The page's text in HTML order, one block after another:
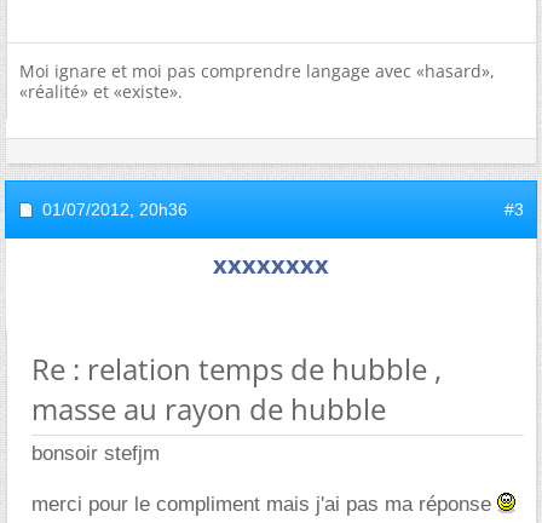
Moi ignare et moi pas comprendre langage avec «hasard»,
«réalité» et «existe».
01/07/2012, 20h36 #3
xxxxxxxx
Re : relation temps de hubble ,
masse au rayon de hubble
bonsoir stefjm
merci pour le compliment mais j'ai pas ma réponse